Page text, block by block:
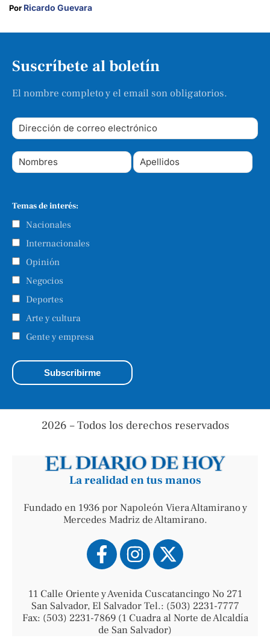
Por Ricardo Guevara
Suscríbete al boletín
El nombre completo y el email son obligatorios.
Temas de interés:
Nacionales
Internacionales
Opinión
Negocios
Deportes
Arte y cultura
Gente y empresa
2026 – Todos los derechos reservados
La realidad en tus manos
Fundado en 1936 por Napoleón Viera Altamirano y
Mercedes Madriz de Altamirano.
11 Calle Oriente y Avenida Cuscatancingo No 271
San Salvador, El Salvador Tel.: (503) 2231-7777
Fax: (503) 2231-7869 (1 Cuadra al Norte de Alcaldía
de San Salvador)